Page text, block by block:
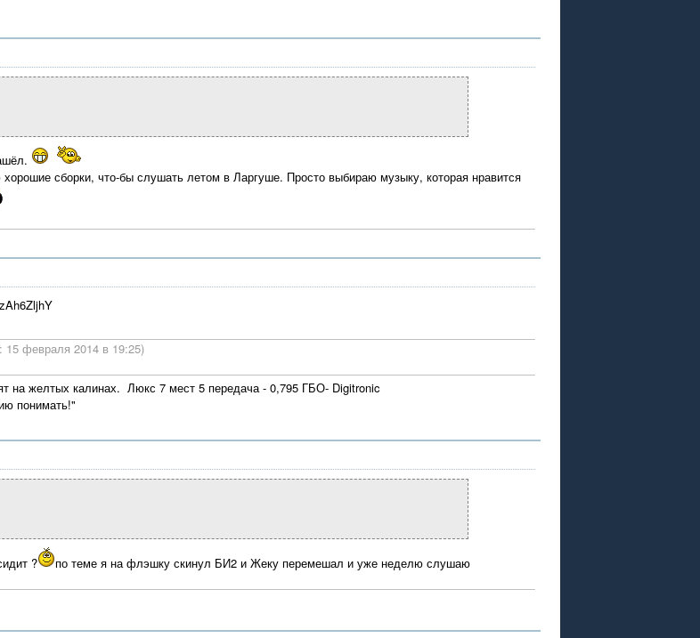
сборки, что-бы слушать летом в Ларгуше. Просто выбираю музыку, которая нравится
15 февраля 2014 в 19:25)
на желтых калинах. Люкс 7 мест 5 передача - 0,795 ГБО- Digitronic
понимать!"
? по теме я на флэшку скинул БИ2 и Жеку перемешал и уже неделю слушаю